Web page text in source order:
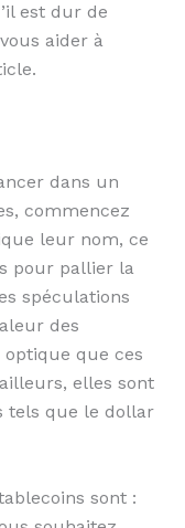
est dur de
aider à
dans un
commencez
leur nom, ce
pour pallier la
spéculations
des
optique que ces
elles sont
tels que le dollar
sont :